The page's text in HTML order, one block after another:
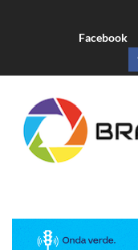
Facebook